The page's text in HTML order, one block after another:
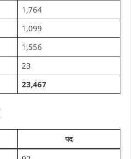
1,764
1,099
1,556
23
23,467
पद